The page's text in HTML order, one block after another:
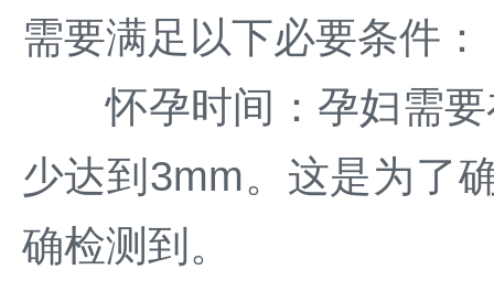
需要满足以下必要条件：
怀孕时间：孕妇需要
少达到3mm。这是为了
确检测到。